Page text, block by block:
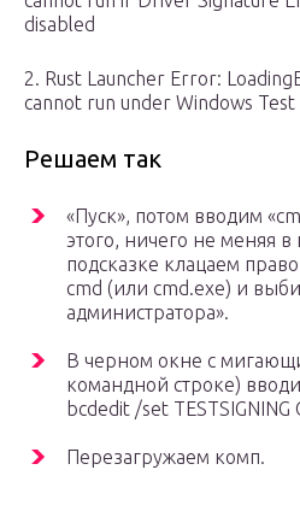
disabled
2. Rust Launcher Error:
cannot run under Windows Test
Решаем так
«Пуск», потом вводим
этого, ничего не меняя
подсказке клацаем
cmd (или cmd.exe) и
администратора».
В черном окне с
командной строке)
bcdedit /set
Перезагружаем комп.